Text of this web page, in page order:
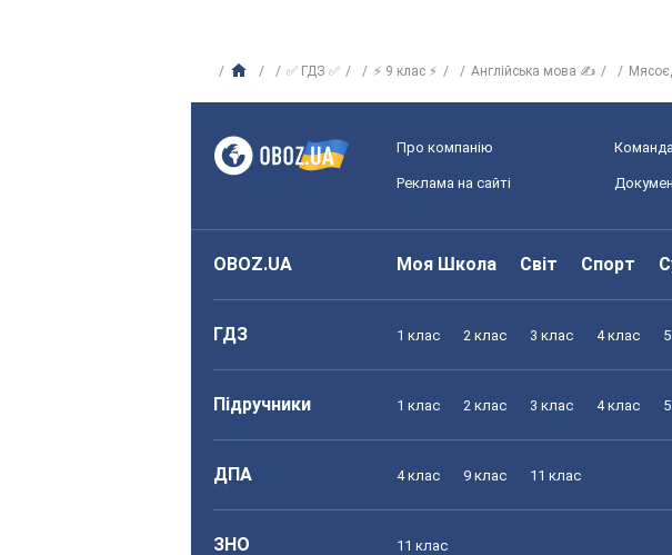
✅ ГДЗ ✅ ⚡ 9 клас ⚡ Англійська мова ✍
Про компанію Команда
Реклама на сайті
OBOZ.UA Моя Школа Світ Спорт
ГДЗ 1 клас 2 клас 3 клас 4 клас
Підручники 1 клас 2 клас 3 клас 4 клас
ДПА 4 клас 9 клас 11 клас
ЗНО 11 клас